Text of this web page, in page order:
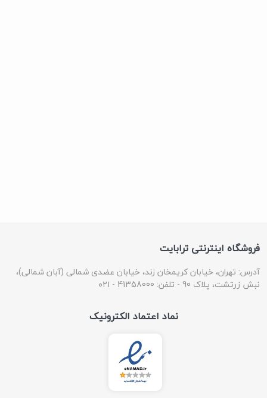
فروشگاه اینترنتی ترابایت
آدرس: تهران، خیابان کریمخان زند، خیابان عضدی شمالی (آبان شمالی)،
نبش زرتشت، پلاک 90 - تلفن: 41358000 - ۰۲۱
نماد اعتماد الکترونیک